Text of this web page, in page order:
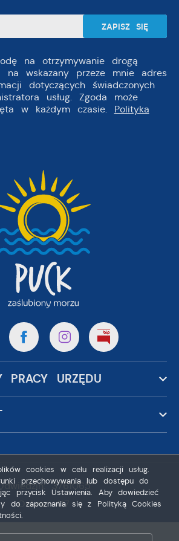
na otrzymywanie drogą
na wskazany przeze mnie adres
dotyczących świadczonych
usług. Zgoda może
w każdym czasie. Polityka
PRACY URZĘDU
3761065
Online: 417
cookies w celu realizacji usług.
przechowywania lub dostępu do
przycisk Ustawienia. Aby dowiedzieć
do zapoznania się z Polityką Cookies
ZAPISZ WYBRANE